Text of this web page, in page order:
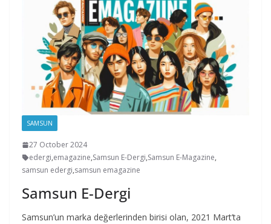
SAMSUN
27 October 2024
edergi,emagazine,Samsun E-Dergi,Samsun E-Magazine,
samsun edergi,samsun emagazine
Samsun E-Dergi
Samsun’un marka değerlerinden birisi olan, 2021 Mart’ta